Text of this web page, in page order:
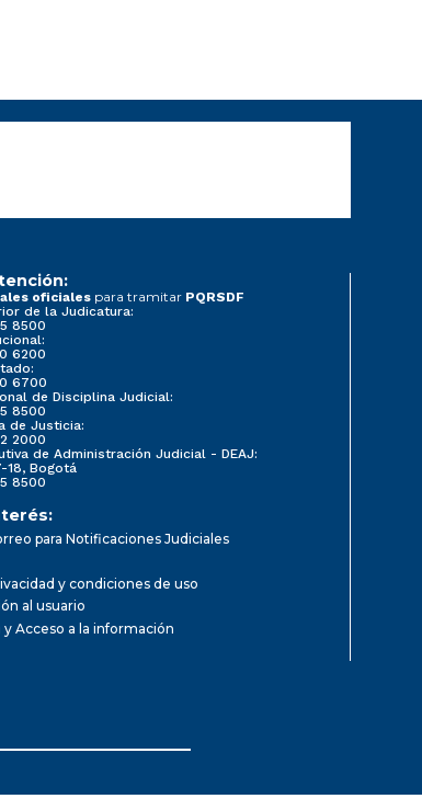
oficiales para tramitar PQRSDF
de la Judicatura:
8500
6200
6700
de Disciplina Judicial:
8500
de Justicia:
2000
de Administración Judicial - DEAJ:
18, Bogotá
8500
para Notificaciones Judiciales
y condiciones de uso
al usuario
y Acceso a la información